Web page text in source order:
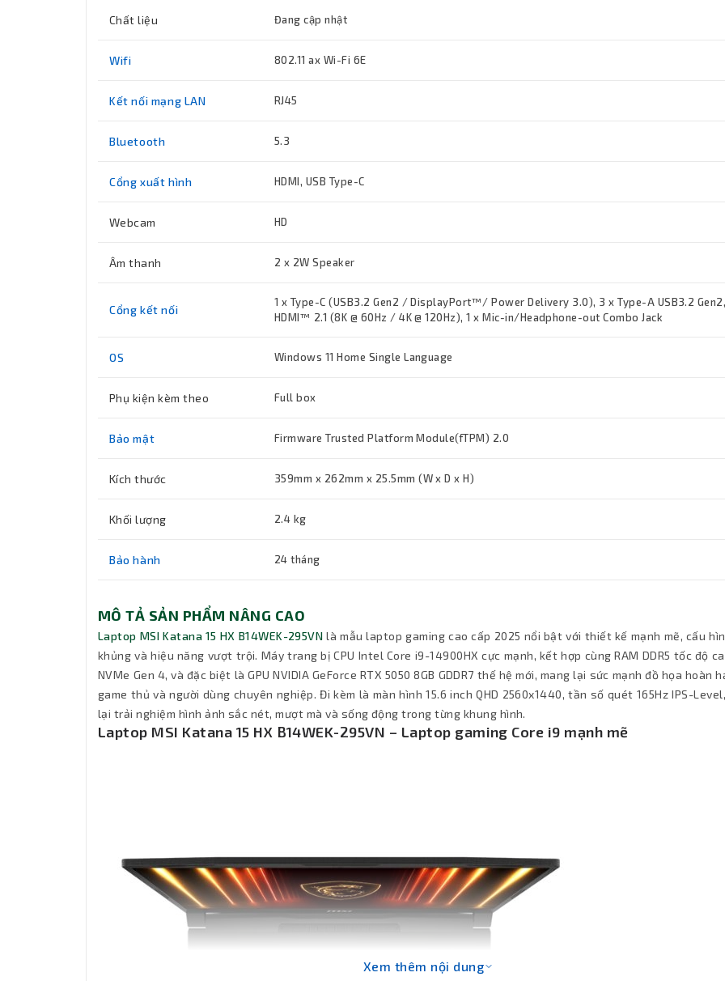
Chất liệu Đang cập nhật
Wifi 802.11 ax Wi-Fi 6E
Kết nối mạng LAN RJ45
Bluetooth 5.3
Cổng xuất hình HDMI, USB Type-C
Webcam HD
Âm thanh 2 x 2W Speaker
Cổng kết nối
1 x Type-C (USB3.2 Gen2 / DisplayPort™/ Power Delivery 3.0), 3 x Type-A USB3.2
HDMI™ 2.1 (8K @ 60Hz / 4K @ 120Hz), 1 x Mic-in/Headphone-out Combo Jack
OS Windows 11 Home Single Language
Phụ kiện kèm theo Full box
Bảo mật Firmware Trusted Platform Module(fTPM) 2.0
Kích thước 359mm x 262mm x 25.5mm (W x D x H)
Khối lượng 2.4 kg
Bảo hành 24 tháng
MÔ TẢ SẢN PHẨM NÂNG CAO
Laptop MSI Katana 15 HX B14WEK-295VN là mẫu laptop gaming cao cấp 2025 nổi bật với thiết kế mạnh mẽ, cấu
khủng và hiệu năng vượt trội. Máy trang bị CPU Intel Core i9-14900HX cực mạnh, kết hợp cùng RAM DDR5 tốc độ
NVMe Gen 4, và đặc biệt là GPU NVIDIA GeForce RTX 5050 8GB GDDR7 thế hệ mới, mang lại sức mạnh đồ họa hoàn
game thủ và người dùng chuyên nghiệp. Đi kèm là màn hình 15.6 inch QHD 2560x1440, tần số quét 165Hz IPS-
lại trải nghiệm hình ảnh sắc nét, mượt mà và sống động trong từng khung hình.
Laptop MSI Katana 15 HX B14WEK-295VN – Laptop gaming Core i9 mạnh mẽ
Xem thêm nội dung